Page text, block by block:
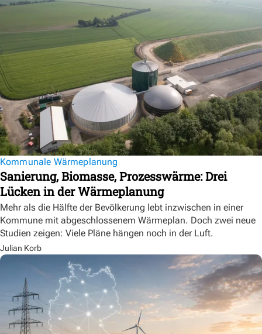
Kommunale Wärmeplanung
Sanierung, Biomasse, Prozesswärme: Drei
Lücken in der Wärmeplanung
Mehr als die Hälfte der Bevölkerung lebt inzwischen in einer
Kommune mit abgeschlossenem Wärmeplan. Doch zwei neue
Studien zeigen: Viele Pläne hängen noch in der Luft.
Julian Korb